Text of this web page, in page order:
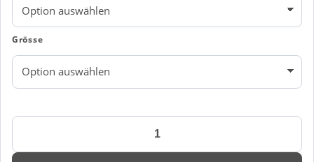
Grösse
INDIGO
30